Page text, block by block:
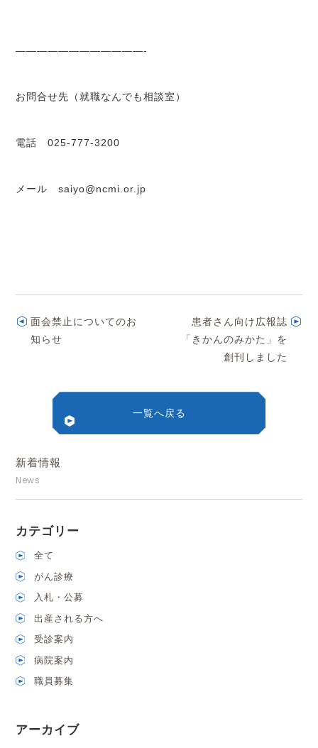
新着情報
News
カテゴリー
全て
がん診療
入札・公募
出産される方へ
受診案内
病院案内
職員募集
アーカイブ
————————————-
お問合せ先（就職なんでも相談室）
電話 025-777-3200
メール saiyo@ncmi.or.jp
面会禁止についてのお
知らせ
患者さん向け広報誌
「きかんのみかた」を
創刊しました
一覧へ戻る